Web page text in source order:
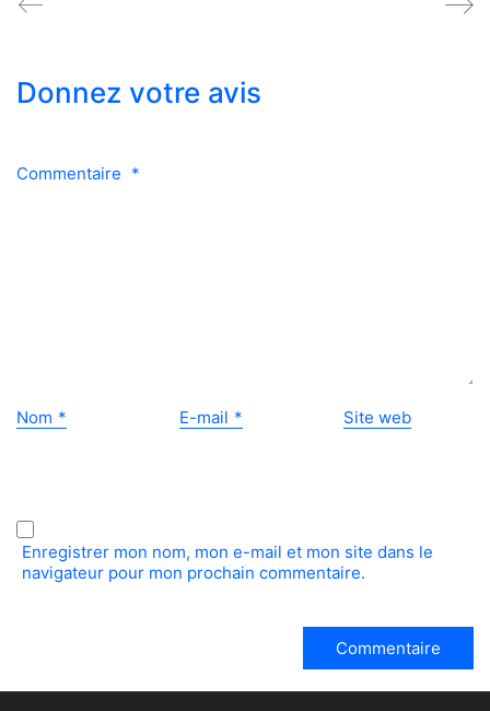
Donnez votre avis
Commentaire *
Nom * E-mail * Site web
Enregistrer mon nom, mon e-mail et mon site dans le
navigateur pour mon prochain commentaire.